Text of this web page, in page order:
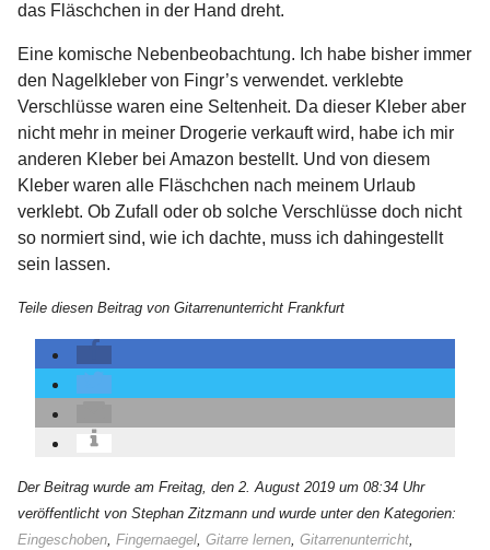
das Fläschchen in der Hand dreht.
Eine komische Nebenbeobachtung. Ich habe bisher immer
den Nagelkleber von Fingr’s verwendet. verklebte
Verschlüsse waren eine Seltenheit. Da dieser Kleber aber
nicht mehr in meiner Drogerie verkauft wird, habe ich mir
anderen Kleber bei Amazon bestellt. Und von diesem
Kleber waren alle Fläschchen nach meinem Urlaub
verklebt. Ob Zufall oder ob solche Verschlüsse doch nicht
so normiert sind, wie ich dachte, muss ich dahingestellt
sein lassen.
Teile diesen Beitrag von Gitarrenunterricht Frankfurt
Der Beitrag wurde am Freitag, den 2. August 2019 um 08:34 Uhr
veröffentlicht von Stephan Zitzmann und wurde unter den Kategorien:
Eingeschoben, Fingernaegel, Gitarre lernen, Gitarrenunterricht,